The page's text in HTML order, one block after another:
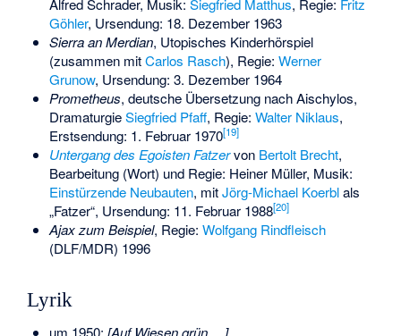
Göhler, Ursendung: 18. Dezember 1963
Sierra an Merdian, Utopisches Kinderhörspiel
(zusammen mitCarlos Rasch), Regie: Werner
Grunow, Ursendung: 3. Dezember 1964
Prometheus, deutsche Übersetzung nach Aischylos,
DramaturgieSiegfried Pfaff, Regie: Walter Niklaus,
Erstsendung: 1. Februar 1970[19]
Untergang des Egoisten Fatzervon Bertolt Brecht,
Bearbeitung (Wort) und Regie: Heiner Müller, Musik:
Einstürzende Neubauten, mitJörg-Michael Koerblals
„Fatzer“, Ursendung: 11. Februar 1988[20]
Ajax zum Beispiel, Regie: Wolfgang Rindfleisch
(DLF/MDR) 1996
Lyrik
um 1950: [Auf Wiesen grün …]